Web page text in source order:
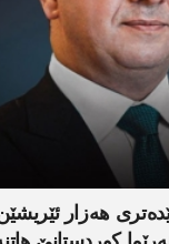
ھەزار